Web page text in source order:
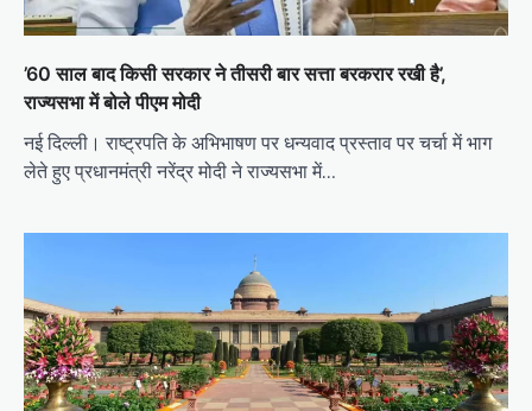
’60 साल बाद किसी सरकार ने तीसरी बार सत्ता बरकरार रखी है’,
राज्यसभा में बोले पीएम मोदी
नई दिल्ली। राष्ट्रपति के अभिभाषण पर धन्यवाद प्रस्ताव पर चर्चा में भाग
लेते हुए प्रधानमंत्री नरेंद्र मोदी ने राज्यसभा में…